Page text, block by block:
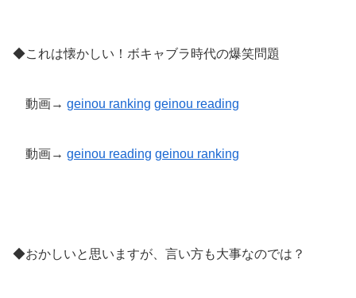
◆これは懐かしい！ボキャブラ時代の爆笑問題
動画→ geinou ranking geinou reading
動画→ geinou reading geinou ranking
◆おかしいと思いますが、言い方も大事なのでは？